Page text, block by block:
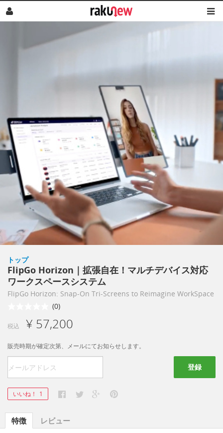
トップ
FlipGo Horizon｜拡張自在！マルチデバイス対応
ワークスペースシステム
FlipGo Horizon: Snap-On Tri-Screens to Reimagine WorkSpace
(0)
税込 ¥ 57,200
販売時期が確定次第、メールにてお知らせします。
登録
いいね！ 1
特徴 レビュー